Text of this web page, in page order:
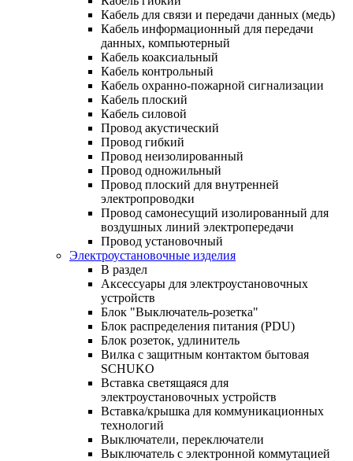
Кабель для связи и передачи данных (медь)
Кабель информационный для передачи
данных, компьютерный
Кабель коаксиальный
Кабель контрольный
Кабель охранно-пожарной сигнализации
Кабель плоский
Кабель силовой
Провод акустический
Провод гибкий
Провод неизолированный
Провод одножильный
Провод плоский для внутренней
электропроводки
Провод самонесущий изолированный для
воздушных линий электропередачи
Провод установочный
Электроустановочные изделия
В раздел
Аксессуары для электроустановочных
устройств
Блок "Выключатель-розетка"
Блок распределения питания (PDU)
Блок розеток, удлинитель
Вилка с защитным контактом бытовая
SCHUKO
Вставка светящаяся для
электроустановочных устройств
Вставка/крышка для коммуникационных
технологий
Выключатели, переключатели
Выключатель с электронной коммутацией